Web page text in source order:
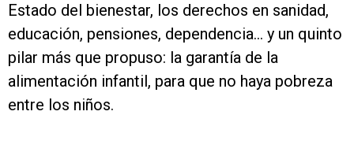
Estado del bienestar, los derechos en sanidad,
educación, pensiones, dependencia... y un quinto
pilar más que propuso: la garantía de la
alimentación infantil, para que no haya pobreza
entre los niños.